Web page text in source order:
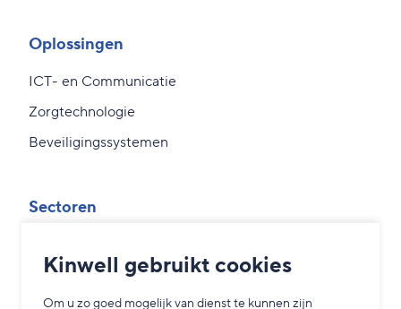
Kinwell gebruikt cookies
Om u zo goed mogelijk van dienst te kunnen zijn
Oplossingen
ICT- en Communicatie
Zorgtechnologie
Beveiligingssystemen
Sectoren
MKB